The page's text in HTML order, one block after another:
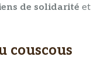
de solidarité et
couscous